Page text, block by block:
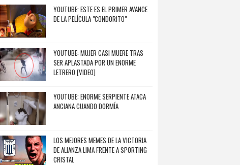
YOUTUBE: ESTE ES EL PRIMER AVANCE
DE LA PELÍCULA "CONDORITO"
YOUTUBE: MUJER CASI MUERE TRAS
SER APLASTADA POR UN ENORME
LETRERO [VIDEO]
YOUTUBE: ENORME SERPIENTE ATACA
ANCIANA CUANDO DORMÍA
LOS MEJORES MEMES DE LA VICTORIA
DE ALIANZA LIMA FRENTE A SPORTING
CRISTAL